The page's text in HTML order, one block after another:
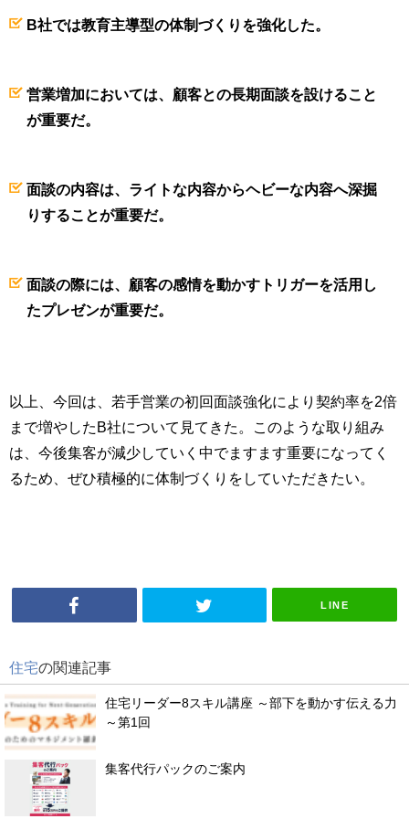
B社では教育主導型の体制づくりを強化した。
営業増加においては、顧客との長期面談を設けること
が重要だ。
面談の内容は、ライトな内容からヘビーな内容へ深掘
りすることが重要だ。
面談の際には、顧客の感情を動かすトリガーを活用し
たプレゼンが重要だ。
以上、今回は、若手営業の初回面談強化により契約率を2倍
まで増やしたB社について見てきた。このような取り組み
は、今後集客が減少していく中でますます重要になってく
るため、ぜひ積極的に体制づくりをしていただきたい。
LINE
住宅の関連記事
住宅リーダー8スキル講座 ～部下を動かす伝える力
～第1回
集客代行パックのご案内